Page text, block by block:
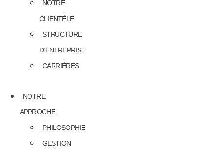
NOTRE
CLIENTÈLE
STRUCTURE
D’ENTREPRISE
CARRIÈRES
NOTRE
APPROCHE
PHILOSOPHIE
GESTION